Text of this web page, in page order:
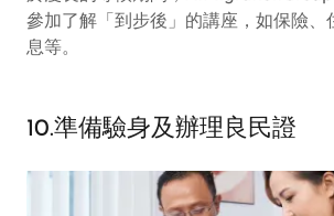
參加了解「到步後」的講座，如保險、
息等。
10.準備驗身及辦理良民證